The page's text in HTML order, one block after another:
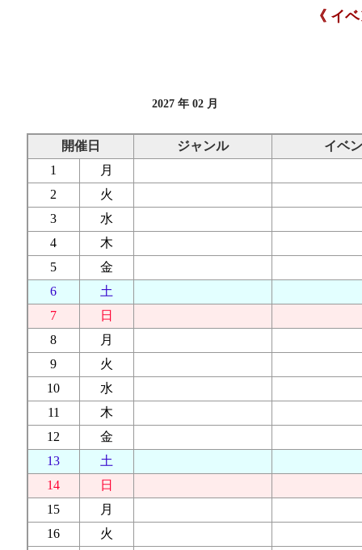
《 イ
2027 年 02 月
開催日 ジャンル
イベ
1
月
2
火
3
水
4
木
5
金
6
土
7
日
8
月
9
火
10
水
11
木
12
金
13
土
14
日
15
月
16
火